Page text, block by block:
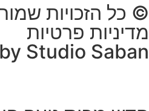
© כל הזכויות
מדיניות פרטיות
Studio Saban